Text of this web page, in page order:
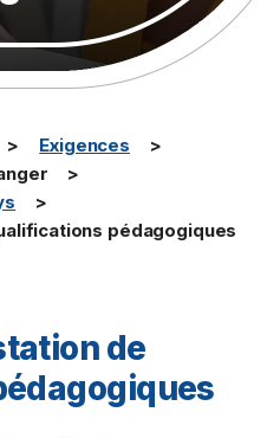
Exigences
pédagogiques
de